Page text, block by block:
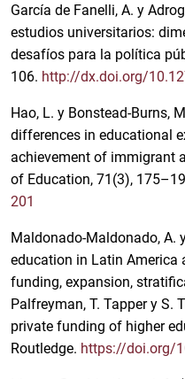
García de Fanelli, A. y
estudios universitarios:
desafíos para la política
106. http://dx.doi.org/
Hao, L. y Bonstead-Burns,
differences in educational
achievement of immigrant
of Education, 71(3),
201
Maldonado-Maldonado, A.
education in Latin America
funding, expansion,
Palfreyman, T. Tapper y S.
private funding of higher
Routledge. https://doi.org/